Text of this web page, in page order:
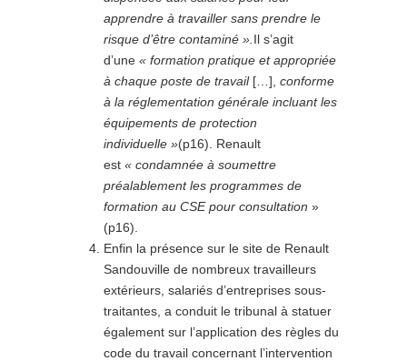
apprendre à travailler sans prendre le
risque d’être contaminé ». Il s’agit
d’une « formation pratique et appropriée
à chaque poste de travail […], conforme
à la réglementation générale incluant les
équipements de protection
individuelle »(p16). Renault
est « condamnée à soumettre
préalablement les programmes de
formation au CSE pour consultation »
(p16).
Enfin la présence sur le site de Renault
Sandouville de nombreux travailleurs
extérieurs, salariés d’entreprises sous-
traitantes, a conduit le tribunal à statuer
également sur l’application des règles du
code du travail concernant l’intervention